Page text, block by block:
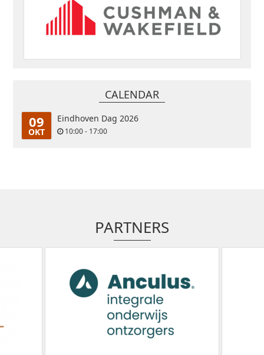
CALENDAR
09
OKT
Eindhoven Dag 2026
10:00 - 17:00
PARTNERS